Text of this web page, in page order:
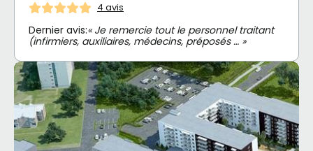
4 avis
Dernier avis:« Je remercie tout le personnel traitant
(infirmiers, auxiliaires, médecins, préposés … »